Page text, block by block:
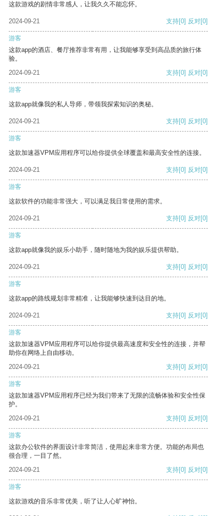
这款游戏的剧情非常感人，让我久久不能忘怀。
2024-09-21 支持[0] 反对[0]
游客
这款app的酒店、餐厅推荐非常有用，让我能够享受到高品质的旅行体
验。
2024-09-21
支持[0] 反对[0]
游客
这款app就像我的私人导师，带领我探索知识的奥秘。
2024-09-21 支持[0] 反对[0]
游客
这款加速器VPM应用程序可以给你提供全球覆盖和最高安全性的连接。
2024-09-21 支持[0] 反对[0]
游客
这款软件的功能非常强大，可以满足我日常使用的需求。
2024-09-21 支持[0] 反对[0]
游客
这款app就像我的娱乐小助手，随时随地为我的娱乐提供帮助。
2024-09-21 支持[0] 反对[0]
游客
这款app的路线规划非常精准，让我能够快速到达目的地。
2024-09-21 支持[0] 反对[0]
游客
这款加速器VPM应用程序可以给你提供最高速度和安全性的连接，并帮
助你在网络上自由移动。
2024-09-21
支持[0] 反对[0]
游客
这款加速器VPM应用程序已经为我们带来了无限的流畅体验和安全性保
护。
2024-09-21
支持[0] 反对[0]
游客
这款办公软件的界面设计非常简洁，使用起来非常方便。功能的布局也
很合理，一目了然。
2024-09-21
支持[0] 反对[0]
游客
这款游戏的音乐非常优美，听了让人心旷神怡。